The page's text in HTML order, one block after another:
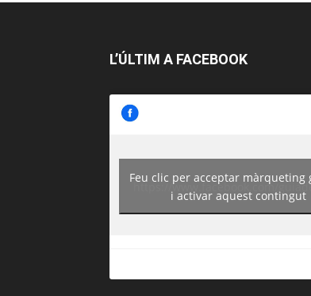
L’ÚLTIM A FACEBOOK
https://www.facebook.com/
Feu clic per acceptar màrqueting
i activar aquest contingut